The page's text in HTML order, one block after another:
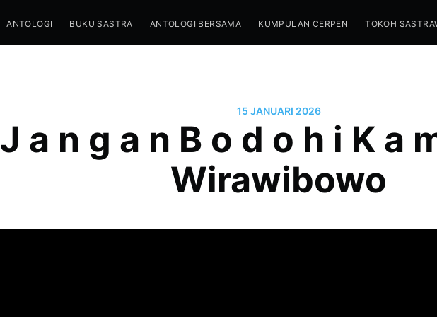
ANTOLOGI BUKU SASTRA ANTOLOGI BERSAMA KUMPULAN CERPEN TOKOH
15 JANUARI 2026
J a n g a n B o d o h i K a
Wirawibowo